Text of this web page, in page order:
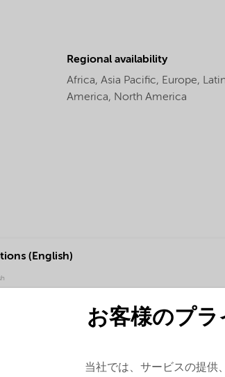
Regional availability
Africa, Asia Pacific, Europe,
America, North America
(English)
for safe handling of our fatty amine
| English
お客様のプ
当社では、サービスの提供